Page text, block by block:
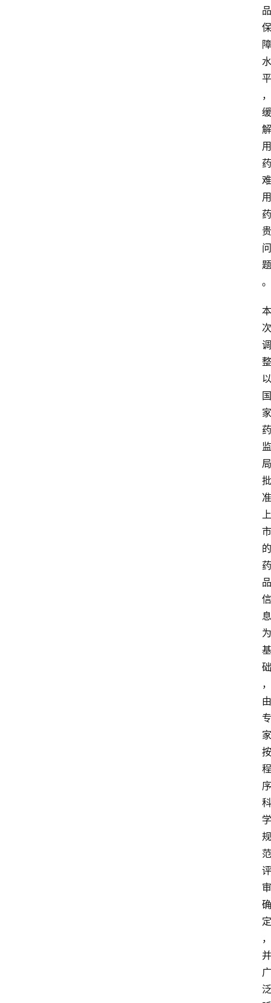
品
保
障
水
平
，
缓
解
用
药
难
用
药
贵
问
题
。
本
次
调
整
以
国
家
药
监
局
批
准
上
市
的
药
品
信
息
为
基
础
，
由
专
家
按
程
序
科
学
规
范
评
审
确
定
，
并
广
泛